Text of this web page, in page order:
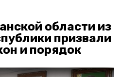
области из
призвали
и порядок